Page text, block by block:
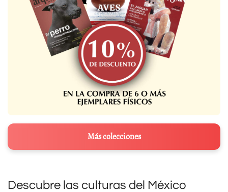
Más colecciones
Descubre las culturas del México